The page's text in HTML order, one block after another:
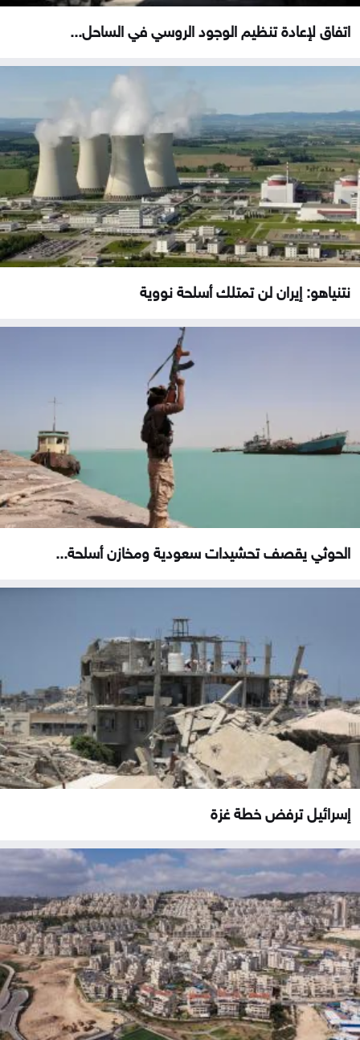
اتفاق لإعادة تنظيم الوجود الروسي في الساحل...
نتنياهو: إيران لن تمتلك أسلحة نووية
الحوثي يقصف تحشيدات سعودية ومخازن أسلحة...
إسرائيل ترفض خطة غزة